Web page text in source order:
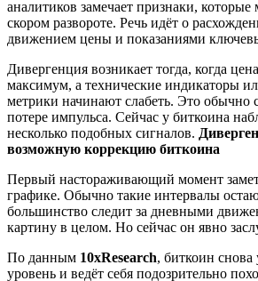
аналитиков замечает признаки, которые
скором развороте. Речь идёт о
движением цены и показаниями
Дивергенция возникает тогда, когда
максимум, а технические индикаторы
метрики начинают слабеть. Это обычно
потере импульса. Сейчас у биткоина
несколько подобных сигналов.
возможную коррекцию биткоина
Первый настораживающий момент
графике. Обычно такие интервалы
большинство следит за дневными
картину в целом. Но сейчас он явно
По данным 10xResearch, биткоин
уровень и ведёт себя подозрительно